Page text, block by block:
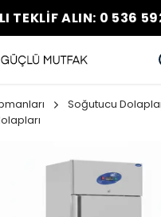
TEKLİF ALIN: 0 536
Soğutucu